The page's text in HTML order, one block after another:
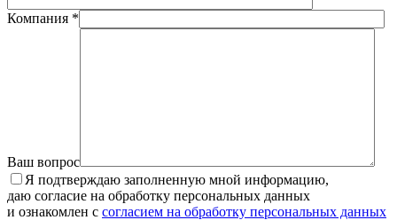
Компания *
Ваш вопрос
Я подтверждаю заполненную мной информацию,
даю согласие на обработку персональных данных
и ознакомлен с согласием на обработку персональных данных